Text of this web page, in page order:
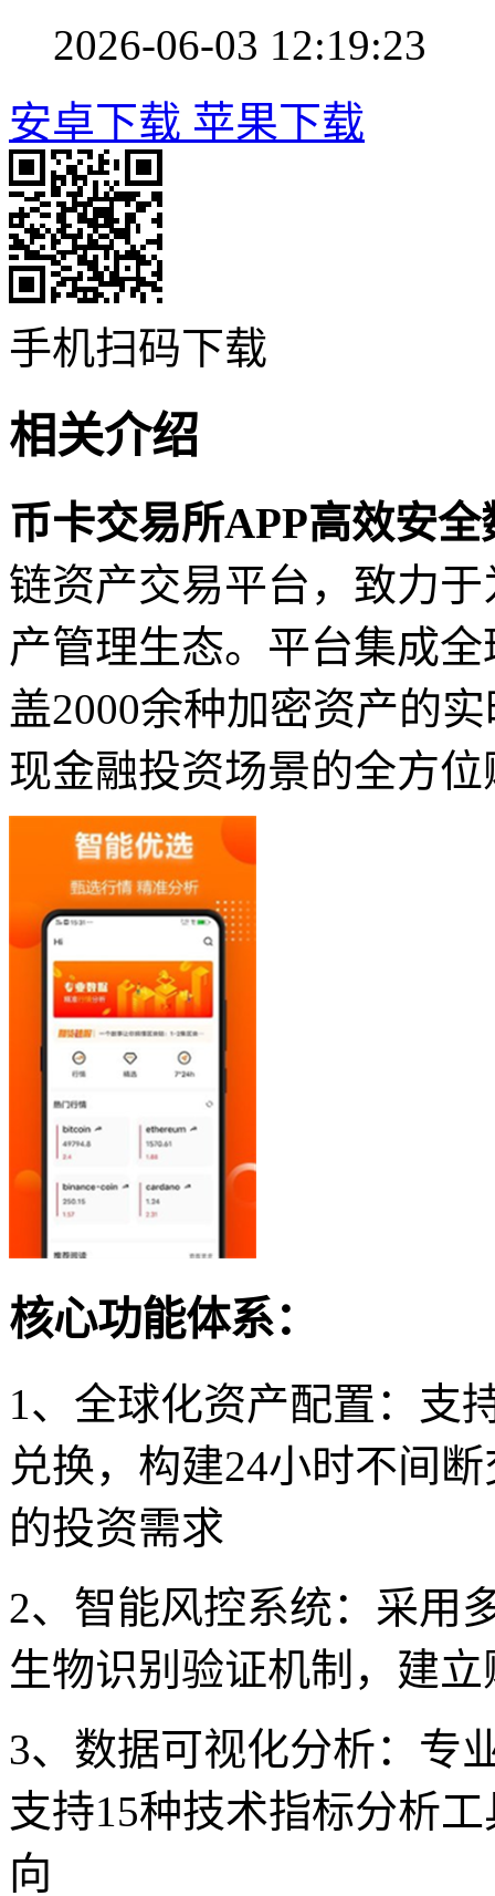
2026-06-03 12:19:23
安卓下载 苹果下载
手机扫码下载
相关介绍
币卡交易所APP高效安
链资产交易平台，致力
产管理生态。平台集成
盖2000余种加密资产的
现金融投资场景的全方位
核心功能体系：
1、全球化资产配置：支
兑换，构建24小时不间
的投资需求
2、智能风控系统：采用
生物识别验证机制，建
3、数据可视化分析：专
支持15种技术指标分析
向